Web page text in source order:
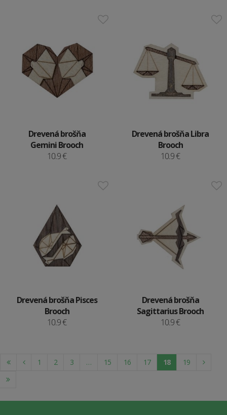
Drevená brošňa
Gemini Brooch
10.9 €
Drevená brošňa Libra
Brooch
10.9 €
Drevená brošňa Pisces
Brooch
10.9 €
Drevená brošňa
Sagittarius Brooch
10.9 €
1 2 3 … 15 16 17 18 19